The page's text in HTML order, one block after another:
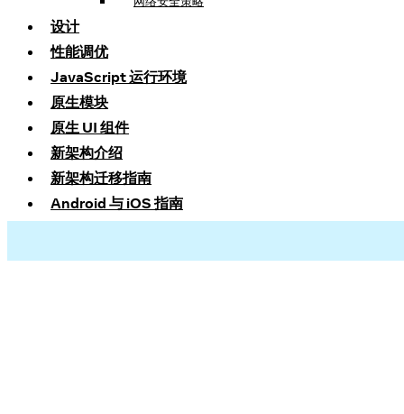
设计
性能调优
JavaScript 运行环境
原生模块
原生 UI 组件
新架构介绍
新架构迁移指南
Android 与 iOS 指南